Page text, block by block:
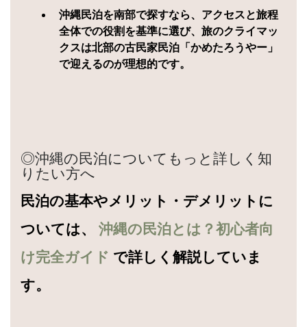
沖縄民泊を南部で探すなら、アクセスと旅程
全体での役割を基準に選び、旅のクライマッ
クスは北部の古民家民泊「かめたろうやー」
で迎えるのが理想的です。
◎沖縄の民泊についてもっと詳しく知
りたい方へ
民泊の基本やメリット・デメリットに
ついては、 沖縄の民泊とは？初心者向
け完全ガイド で詳しく解説していま
す。